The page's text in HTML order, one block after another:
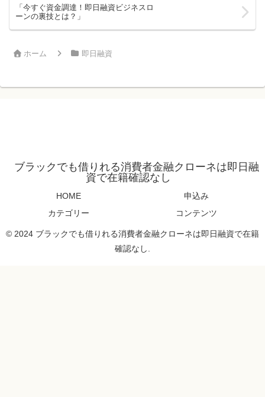
「今すぐ資金調達！即日融資ビジネスロ
ーンの裏技とは？」
ホーム 即日融資
ブラックでも借りれる消費者金融クローネは即日融
資で在籍確認なし
HOME
申込み
カテゴリー
コンテンツ
© 2024 ブラックでも借りれる消費者金融クローネは即日融資で在籍
確認なし.